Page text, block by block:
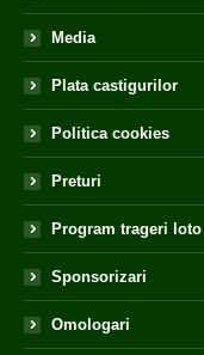
Media
Plata castigurilor
Politica cookies
Preturi
Program trageri loto
Sponsorizari
Omologari